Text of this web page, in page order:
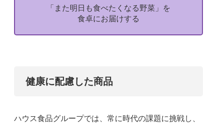
「また明日も食べたくなる野菜」を
食卓にお届けする
健康に配慮した商品
ハウス食品グループでは、常に時代の課題に挑戦し、